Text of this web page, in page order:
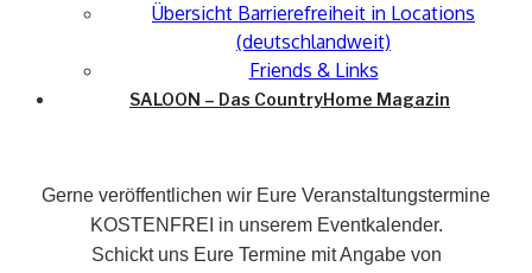
Übersicht Barrierefreiheit in Locations
(deutschlandweit)
Friends & Links
SALOON – Das CountryHome Magazin
Gerne veröffentlichen wir Eure Veranstaltungstermine
KOSTENFREI in unserem Eventkalender.
Schickt uns Eure Termine mit Angabe von